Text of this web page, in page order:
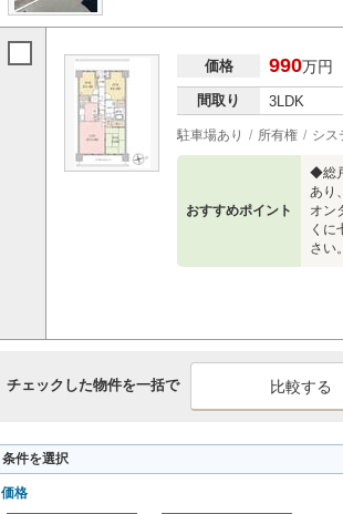
価格 990万円
間取り 3LDK
駐車場あり 所有権 シス
おすすめポイント
◆総
あり
オン
くに
さい
チェックした物件を一括で
条件を選択
価格